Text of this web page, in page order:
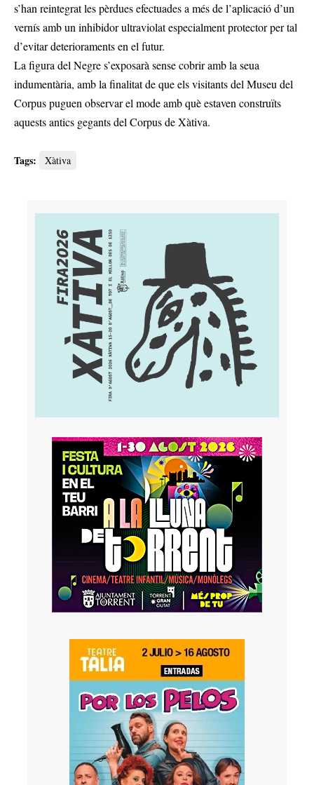
s’han reintegrat les pèrdues efectuades a més de l’aplicació d’un
vernís amb un inhibidor ultraviolat especialment protector per tal
d’evitar deterioraments en el futur.
La figura del Negre s’exposarà sense cobrir amb la seua
indumentària, amb la finalitat de que els visitants del Museu del
Corpus puguen observar el mode amb què estaven construïts
aquests antics gegants del Corpus de Xàtiva.
Tags: Xàtiva